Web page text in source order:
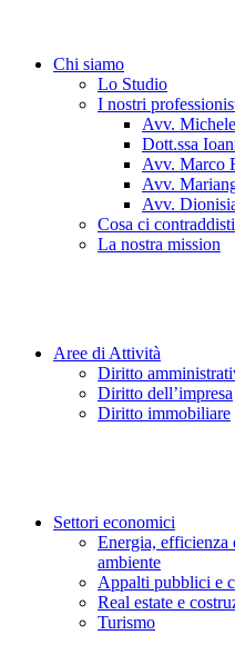
Chi siamo
Lo Studio
I nostri
Avv.
Dott.ssa
Avv. Marco
Avv.
Avv.
Cosa ci
La nostra mission
Aree di Attività
Diritto
Diritto dell’impresa
Diritto immobiliare
Settori economici
Energia, efficienza
ambiente
Appalti pubblici e
Real estate e
Turismo